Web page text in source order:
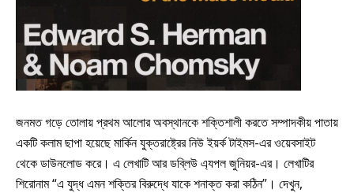
জনমত গড়ে তোলায় প্রথম আলোর অবস্থানকে শক্তিশালী করতে সম্পাদকীয় পাতায়
একটি কলাম ছাপা হয়েছে মার্কিন যুক্তরাষ্ট্রের নিউ ইয়র্ক টাইমস-এর ওয়েবসাইট
থেকে ডাউনলোড করে। এ লেখাটি আর ডব্লিউ এ্যপল জুনিয়র-এর। লেখাটির
শিরোনাম “এ যুদ্ধ এমন শক্তির বিরুদ্ধে যাকে শনাক্ত করা কঠিন”। দেখুন,